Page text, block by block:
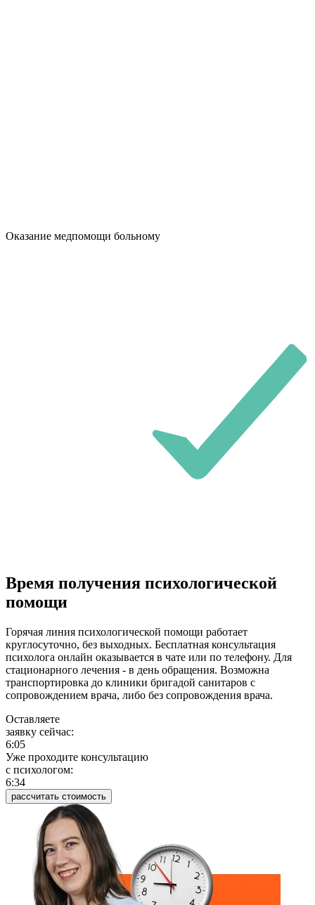
Оказание медпомощи больному
Время получения психологической
помощи
Горячая линия психологической помощи работает
круглосуточно, без выходных. Бесплатная консультация
психолога онлайн оказывается в чате или по телефону. Для
стационарного лечения - в день обращения. Возможна
транспортировка до клиники бригадой санитаров с
сопровождением врача, либо без сопровождения врача.
Оставляете
заявку сейчас:
6:05
Уже проходите консультацию
c психологом:
6:34
рассчитать стоимость